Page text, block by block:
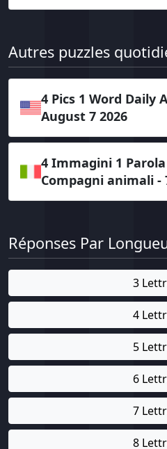
Autres puzzles
4 Pics 1 Word Daily
August 7 2026
4 Immagini 1
Compagni animali -
Réponses Par
3
4
5
6
7
8